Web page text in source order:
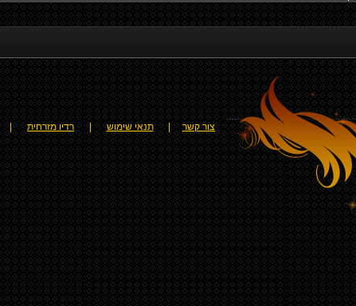
צור קשר תנאי שימוש רדיו מזרחית